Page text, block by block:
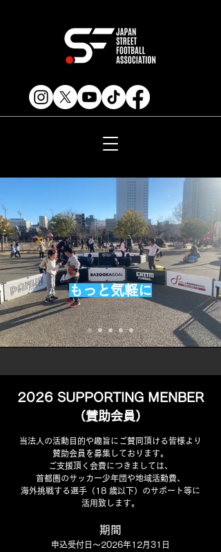
もっと気軽に
2026 SUPPORTING MENBER
（賛助会員）
当法人の活動目的や趣旨にご賛同頂ける皆様より
賛助会員を募集しております。
ご支援頂く会費につきましては、
首都圏のサッカー少年団や地域活動費、
海外挑戦する選手（18 歳以下）のサポート等に
活用致します。
期間
申込受付日〜2026年12月31日